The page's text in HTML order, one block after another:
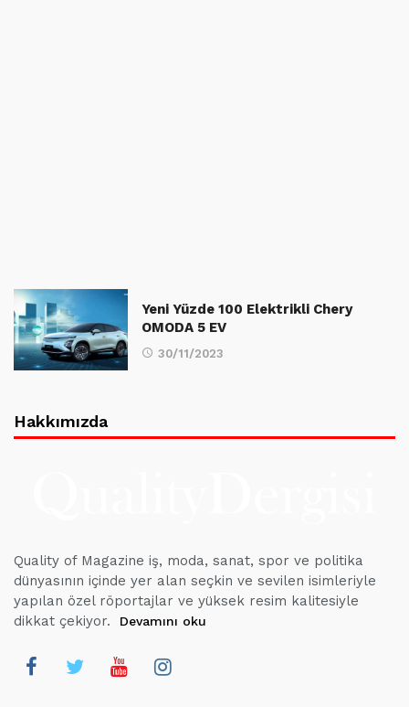
Yeni Yüzde 100 Elektrikli Chery
OMODA 5 EV
30/11/2023
Hakkımızda
Quality of Magazine iş, moda, sanat, spor ve politika
dünyasının içinde yer alan seçkin ve sevilen isimleriyle
yapılan özel röportajlar ve yüksek resim kalitesiyle
dikkat çekiyor.
Devamını oku